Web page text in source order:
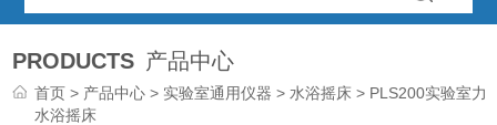
PRODUCTS 产品中心
首页 > 产品中心 > 实验室通用仪器 > 水浴摇床 > PLS200实验室力
水浴摇床